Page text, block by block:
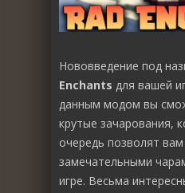
Нововведение под
Enchants для вашей
данным модом вы
крутые зачарования,
очередь позволят
замечательными
игре. Весьма